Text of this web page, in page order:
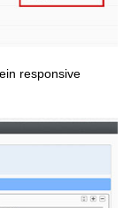
responsive